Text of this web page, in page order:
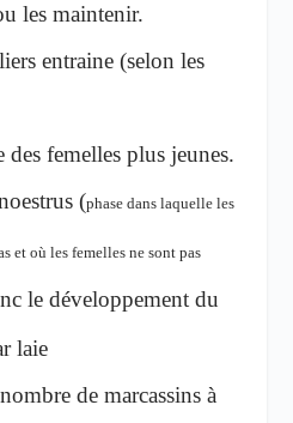
les maintenir.
entraine (selon les
femelles plus jeunes.
(phase dans laquelle les
et où les femelles ne sont pas
le développement du
laie
de marcassins à